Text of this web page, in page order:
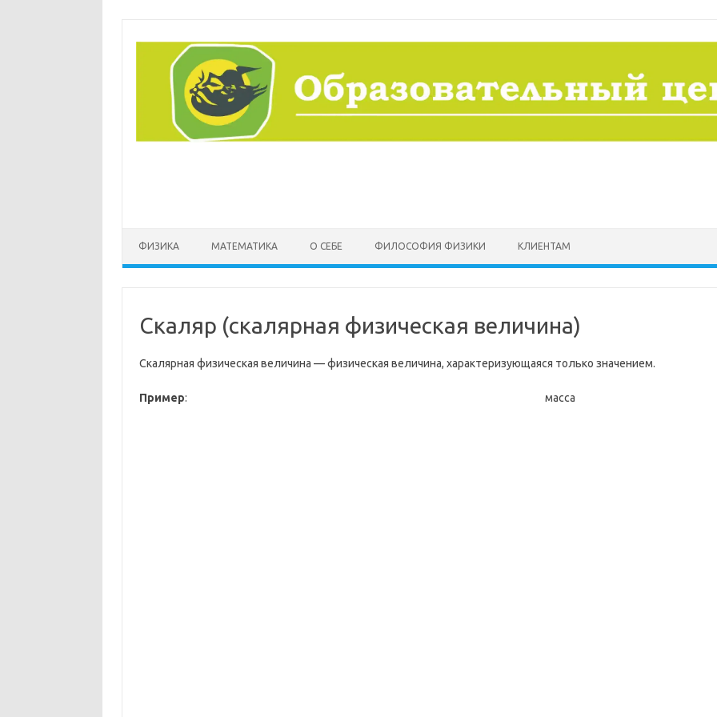
содержимому
ФИЗИКА МАТЕМАТИКА О СЕБЕ ФИЛОСОФИЯ ФИЗИКИ КЛИЕНТАМ
Скаляр (скалярная физическая величина)
Скалярная физическая величина — физическая величина, характеризующаяся только значением.
Пример: